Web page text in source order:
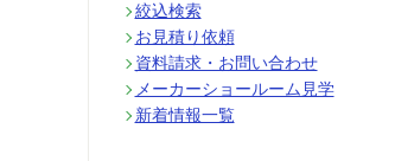
絞込検索
お見積り依頼
資料請求・お問い合わせ
メーカーショールーム見学
新着情報一覧